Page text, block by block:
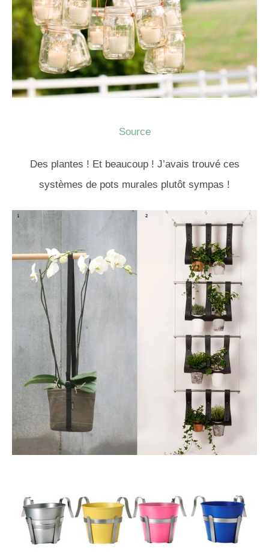
Source
Des plantes ! Et beaucoup ! J’avais trouvé ces
systèmes de pots murales plutôt sympas !